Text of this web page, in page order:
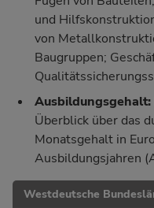
und
von
Baugruppen;
Ausbildungsgehalt:
Überblick über das
Monatsgehalt in
Ausbildungsjahren
Westdeutsche